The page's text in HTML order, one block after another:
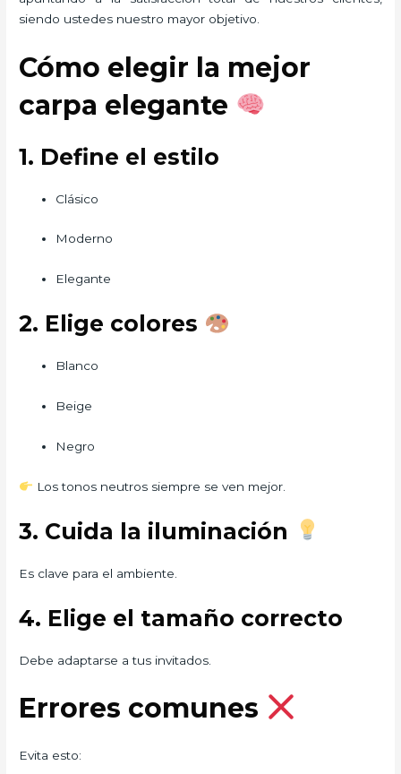
siendo ustedes nuestro mayor objetivo.
Cómo elegir la mejor
carpa elegante
1. Define el estilo
Clásico
Moderno
Elegante
2. Elige colores
Blanco
Beige
Negro
Los tonos neutros siempre se ven mejor.
3. Cuida la iluminación
Es clave para el ambiente.
4. Elige el tamaño correcto
Debe adaptarse a tus invitados.
Errores comunes
Evita esto: